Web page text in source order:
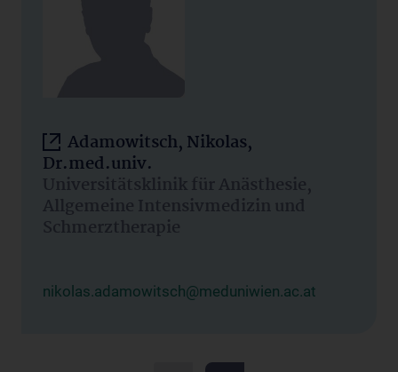
Adamowitsch, Nikolas,
Dr.med.univ.
Universitätsklinik für Anästhesie,
Allgemeine Intensivmedizin und
Schmerztherapie
nikolas.adamowitsch@meduniwien.ac.at